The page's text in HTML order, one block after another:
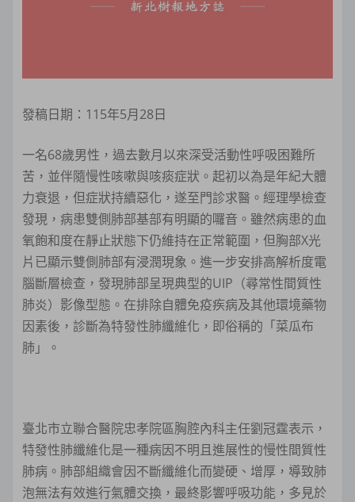
發稿日期：115年5月28日
一名68歲男性，過去數月以來深受活動性呼吸困難所
苦，並伴隨慢性咳嗽與咳痰症狀。起初以為是年紀大體
力衰退，但症狀持續惡化，遂至門診求醫。經理學檢查
發現，病患雙側肺部基部有明顯的囉音。雖然病患的血
氧飽和度在靜止狀態下仍維持在正常範圍，但胸部X光
片已顯示雙側肺部有浸潤現象。進一步安排高解析度電
腦斷層檢查，發現肺部呈現典型的UIP（尋常性間質性
肺炎）影像型態。在排除自體免疫疾病及其他環境藥物
因素後，診斷為特發性肺纖維化，即俗稱的「菜瓜布
肺」。
臺北市立聯合醫院忠孝院區胸腔內科主任劉冠霆表示，
特發性肺纖維化是一種病因不明且進展性的慢性間質性
肺病。肺部組織會因不斷纖維化而變硬、增厚，導致肺
泡無法有效進行氣體交換，最終影響呼吸功能，多見於